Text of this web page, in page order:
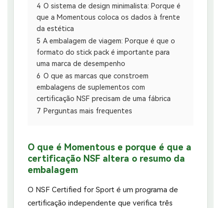
4 O sistema de design minimalista: Porque é
que a Momentous coloca os dados à frente
da estética
5 A embalagem de viagem: Porque é que o
formato do stick pack é importante para
uma marca de desempenho
6 O que as marcas que constroem
embalagens de suplementos com
certificação NSF precisam de uma fábrica
7 Perguntas mais frequentes
O que é Momentous e porque é que a
certificação NSF altera o resumo da
embalagem
O NSF Certified for Sport é um programa de
certificação independente que verifica três